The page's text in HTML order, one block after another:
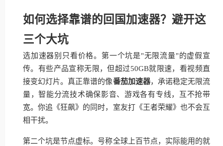
如何选择靠谱的回国加速器？避开这
三个大坑
选加速器别只看价格。第一个坑是"无限流量"的虚假宣
传。有些产品宣称无限，但超过50GB就限速，看视频直
接变幻灯片。真正靠谱的像番茄加速器，承诺稳定无限流
量，智能分流技术确保影音、游戏各有专线，互不抢带
宽。你追《狂飙》的同时，室友打《王者荣耀》也不会互
相干扰。
第二个坑是节点虚标。号称全球上百节点，实际能用的就